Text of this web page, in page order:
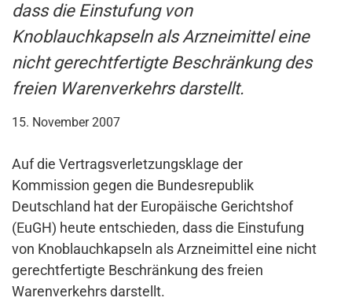
dass die Einstufung von
Knoblauchkapseln als Arzneimittel eine
nicht gerechtfertigte Beschränkung des
freien Warenverkehrs darstellt.
15. November 2007
Auf die Vertragsverletzungsklage der
Kommission gegen die Bundesrepublik
Deutschland hat der Europäische Gerichtshof
(EuGH) heute entschieden, dass die Einstufung
von Knoblauchkapseln als Arzneimittel eine nicht
gerechtfertigte Beschränkung des freien
Warenverkehrs darstellt.